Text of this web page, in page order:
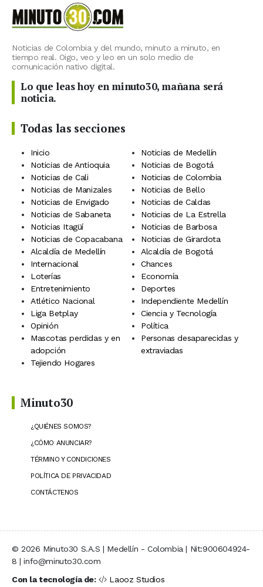
Noticias de Colombia y del mundo, minuto a minuto, en
tiempo real. Oigo, veo y leo en un solo medio de
comunicación nativo digital.
Lo que leas hoy en minuto30, mañana será
noticia.
Todas las secciones
Inicio
Noticias de Medellín
Noticias de Antioquia
Noticias de Bogotá
Noticias de Cali
Noticias de Colombia
Noticias de Manizales
Noticias de Bello
Noticias de Envigado
Noticias de Caldas
Noticias de Sabaneta
Noticias de La Estrella
Noticias Itagüí
Noticias de Barbosa
Noticias de Copacabana
Noticias de Girardota
Alcaldía de Medellín
Alcaldía de Bogotá
Internacional
Chances
Loterías
Economía
Entretenimiento
Deportes
Atlético Nacional
Independiente Medellín
Liga Betplay
Ciencia y Tecnología
Opinión
Política
Mascotas perdidas y en
adopción
Personas desaparecidas y
extraviadas
Tejiendo Hogares
Minuto30
¿QUIÉNES SOMOS?
¿CÓMO ANUNCIAR?
TÉRMINO Y CONDICIONES
POLÍTICA DE PRIVACIDAD
CONTÁCTENOS
© 2026 Minuto30 S.A.S | Medellín - Colombia | Nit:900604924-
8 | info@minuto30.com
Con la tecnología de:
Laooz Studios